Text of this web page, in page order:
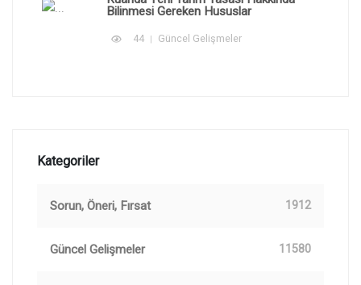
Bilinmesi Gereken Hususlar
44 Güncel Gelişmeler
Kategoriler
Sorun, Öneri, Fırsat 1912
Güncel Gelişmeler 11580